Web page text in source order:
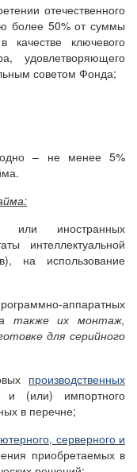
отечественного
более 50% от суммы
ключевого
удовлетворяющего
советом Фонда;
– не менее 5%
или иностранных
интеллектуальной
на использование
аппаратных
также их монтаж,
для серийного
производственных
и (или) импортного
в перечне;
серверного и
приобретаемых в